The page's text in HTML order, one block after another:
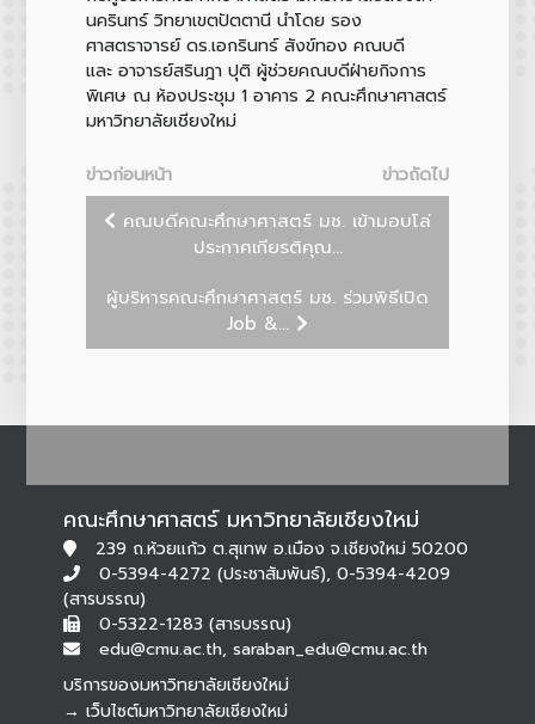
นครินทร์ วิทยาเขตปัตตานี นำโดย รอง
ศาสตราจารย์ ดร.เอกรินทร์ สังข์ทอง คณบดี
และ อาจารย์สรินฎา ปุติ ผู้ช่วยคณบดีฝ่ายกิจการ
พิเศษ ณ ห้องประชุม 1 อาคาร 2 คณะศึกษาศาสตร์
มหาวิทยาลัยเชียงใหม่
ข่าวก่อนหน้า
ข่าวถัดไป
คณบดีคณะศึกษาศาสตร์ มช. เข้ามอบโล่
ประกาศเกียรติคุณ...
ผู้บริหารคณะศึกษาศาสตร์ มช. ร่วมพิธีเปิด
Job &...
คณะศึกษาศาสตร์ มหาวิทยาลัยเชียงใหม่
239 ถ.ห้วยแก้ว ต.สุเทพ อ.เมือง จ.เชียงใหม่ 50200
0-5394-4272 (ประชาสัมพันธ์), 0-5394-4209
(สารบรรณ)
0-5322-1283 (สารบรรณ)
edu@cmu.ac.th, saraban_edu@cmu.ac.th
บริการของมหาวิทยาลัยเชียงใหม่
→ เว็บไซต์มหาวิทยาลัยเชียงใหม่